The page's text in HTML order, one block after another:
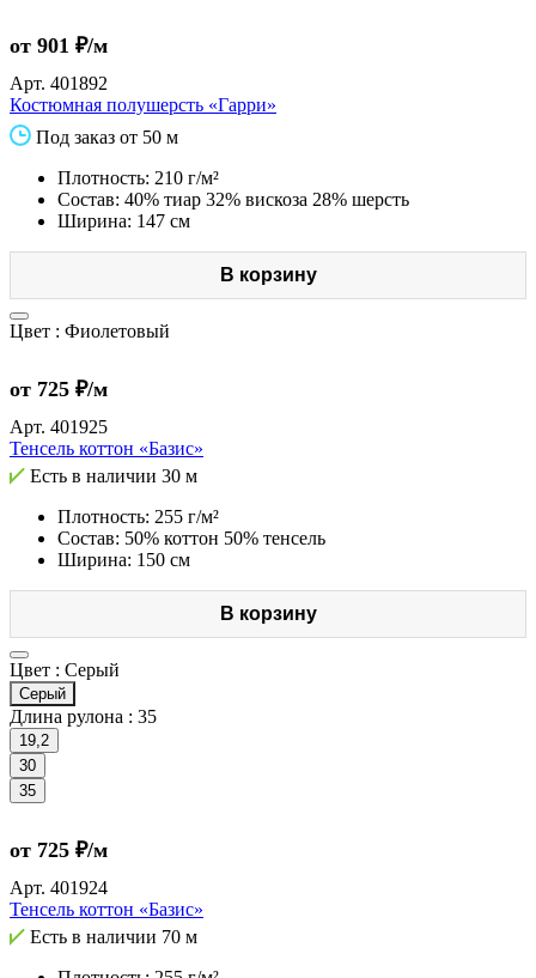
от 901 ₽/м
Арт. 401892
Костюмная полушерсть «Гарри»
Под заказ от 50 м
Плотность: 210 г/м²
Состав: 40% тиар 32% вискоза 28% шерсть
Ширина: 147 см
В корзину
Цвет : Фиолетовый
от 725 ₽/м
Арт. 401925
Тенсель коттон «Базис»
Есть в наличии 30 м
Плотность: 255 г/м²
Состав: 50% коттон 50% тенсель
Ширина: 150 см
В корзину
Цвет : Серый
Серый
Длина рулона : 35
19,2
30
35
от 725 ₽/м
Арт. 401924
Тенсель коттон «Базис»
Есть в наличии 70 м